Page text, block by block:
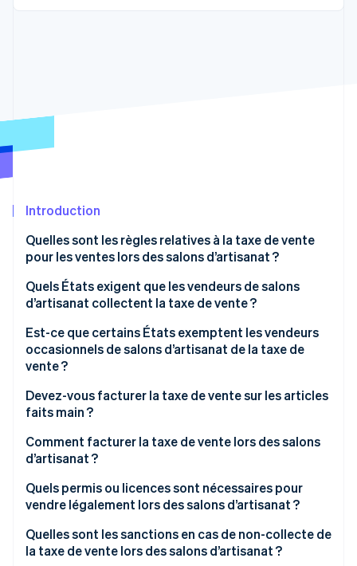
Découvrez les prochaines évolutions
Climate
Identity
Stripe Sessions 2026
Regarder la vidéo
Commerce en ligne
Introduction
Quelles sont les règles relatives à la taxe de vente
pour les ventes lors des salons d’artisanat ?
Quels États exigent que les vendeurs de salons
d’artisanat collectent la taxe de vente ?
Est-ce que certains États exemptent les vendeurs
occasionnels de salons d’artisanat de la taxe de
vente ?
Devez-vous facturer la taxe de vente sur les articles
faits main ?
Comment facturer la taxe de vente lors des salons
d’artisanat ?
Quels permis ou licences sont nécessaires pour
vendre légalement lors des salons d’artisanat ?
Quelles sont les sanctions en cas de non-collecte de
la taxe de vente lors des salons d’artisanat ?